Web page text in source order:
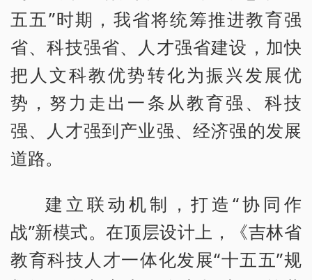
五五”时期，我省将统筹推进教育强
省、科技强省、人才强省建设，加快
把人文科教优势转化为振兴发展优
势，努力走出一条从教育强、科技
强、人才强到产业强、经济强的发展
道路。
建立联动机制，打造“协同作
战”新模式。在顶层设计上，《吉林省
教育科技人才一体化发展“十五五”规